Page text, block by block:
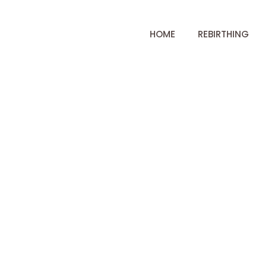
HOME REBIRTHING